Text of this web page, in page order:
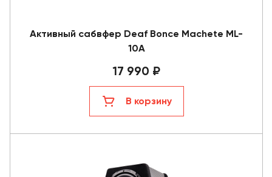
Активный сабвфер Deaf Bonce Machete ML-
10A
17 990 ₽
В корзину